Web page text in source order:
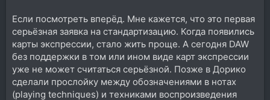
Если посмотреть вперёд. Мне кажется, что это первая
серьёзная заявка на стандартизацию. Когда появились
карты экспрессии, стало жить проще. А сегодня DAW
без поддержки в том или ином виде карт экспрессии
уже не может считаться серьёзной. Позже в Дорико
сделали прослойку между обозначениями в нотах
(playing techniques) и техниками воспроизведения